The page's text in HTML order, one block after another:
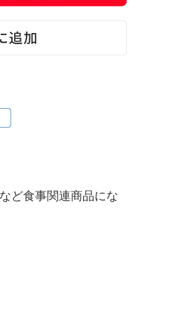
ど食事関連商品にな